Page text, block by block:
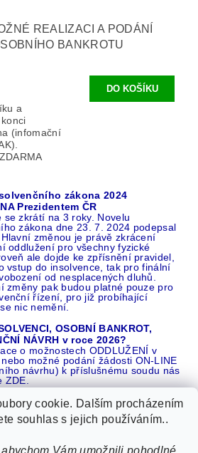
REALIZACI A PODÁNÍ
BANKROTU
a
(infomační
zákona 2024
Prezidentem ČR
se zkrátí na 3 roky. Novelu
zákona dne 23. 7. 2024 podepsal
změnou je právě zkrácení
oddlužení pro všechny fyzické
ale dojde ke zpřísnění pravidel,
vstup do insolvence, tak pro finální
od nesplacených dluhů.
změny pak budou platné pouze pro
řízení, pro již probíhající
nic nemění.
OSOBNÍ BANKROT,
NÁVRH v roce 2026?
o možnostech ODDLUŽENÍ v
možné podání žádosti ON-LINE
návrhu) k příslušnému soudu nás
ZDE.
16 let REFERENCÍ v celé ČR |
cookie. Dalším procházením
souhlas s jejich používáním..
Vám umožnili pohodlné